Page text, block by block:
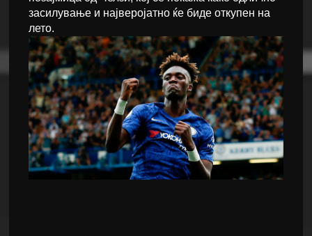
засилување и најверојатно ќе биде откупен на
лето.